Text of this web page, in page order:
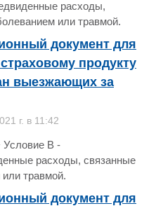
расходы,
или травмой.
документ для
продукту
выезжающих за
г. в 11:42
Условие В -
расходы, связанные
травмой.
документ для